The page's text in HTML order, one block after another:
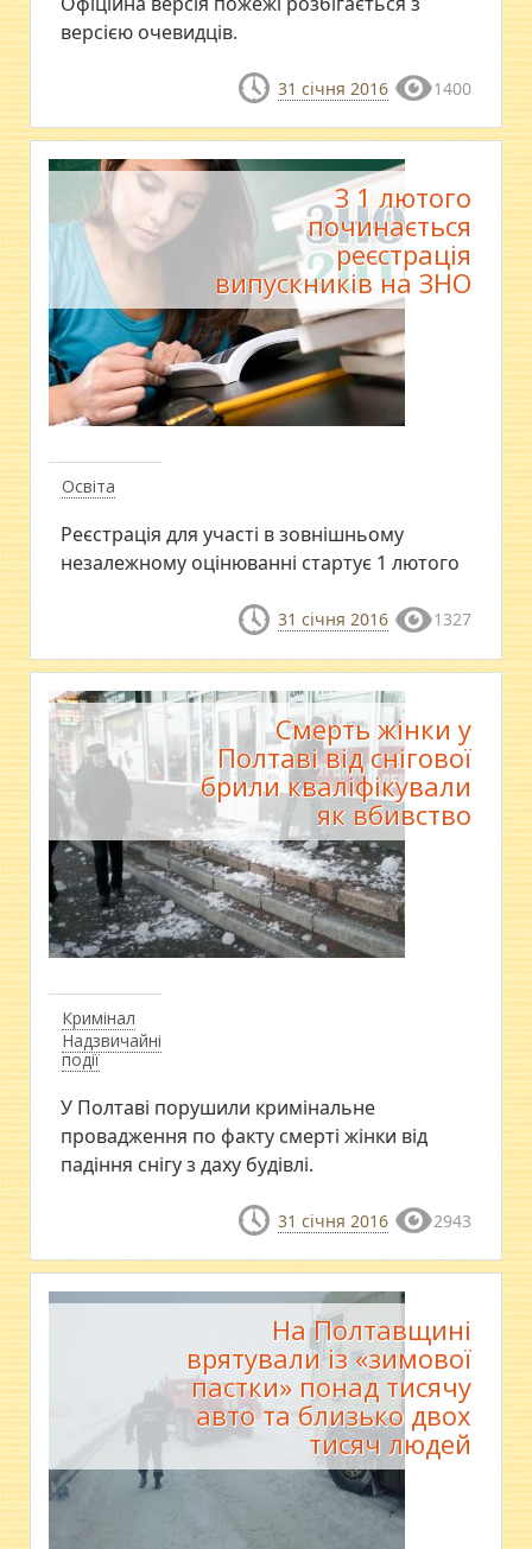
версією очевидців.
31 січня 2016 1400
Освіта
З 1 лютого
починається
реєстрація
випускників на ЗНО
Реєстрація для участі в зовнішньому
незалежному оцінюванні стартує 1 лютого
31 січня 2016 1327
Кримінал
Надзвичайні
події
Смерть жінки у
Полтаві від снігової
брили кваліфікували
як вбивство
У Полтаві порушили кримінальне
провадження по факту смерті жінки від
падіння снігу з даху будівлі.
31 січня 2016 2943
На Полтавщині
врятували із «зимової
пастки» понад тисячу
авто та близько двох
тисяч людей